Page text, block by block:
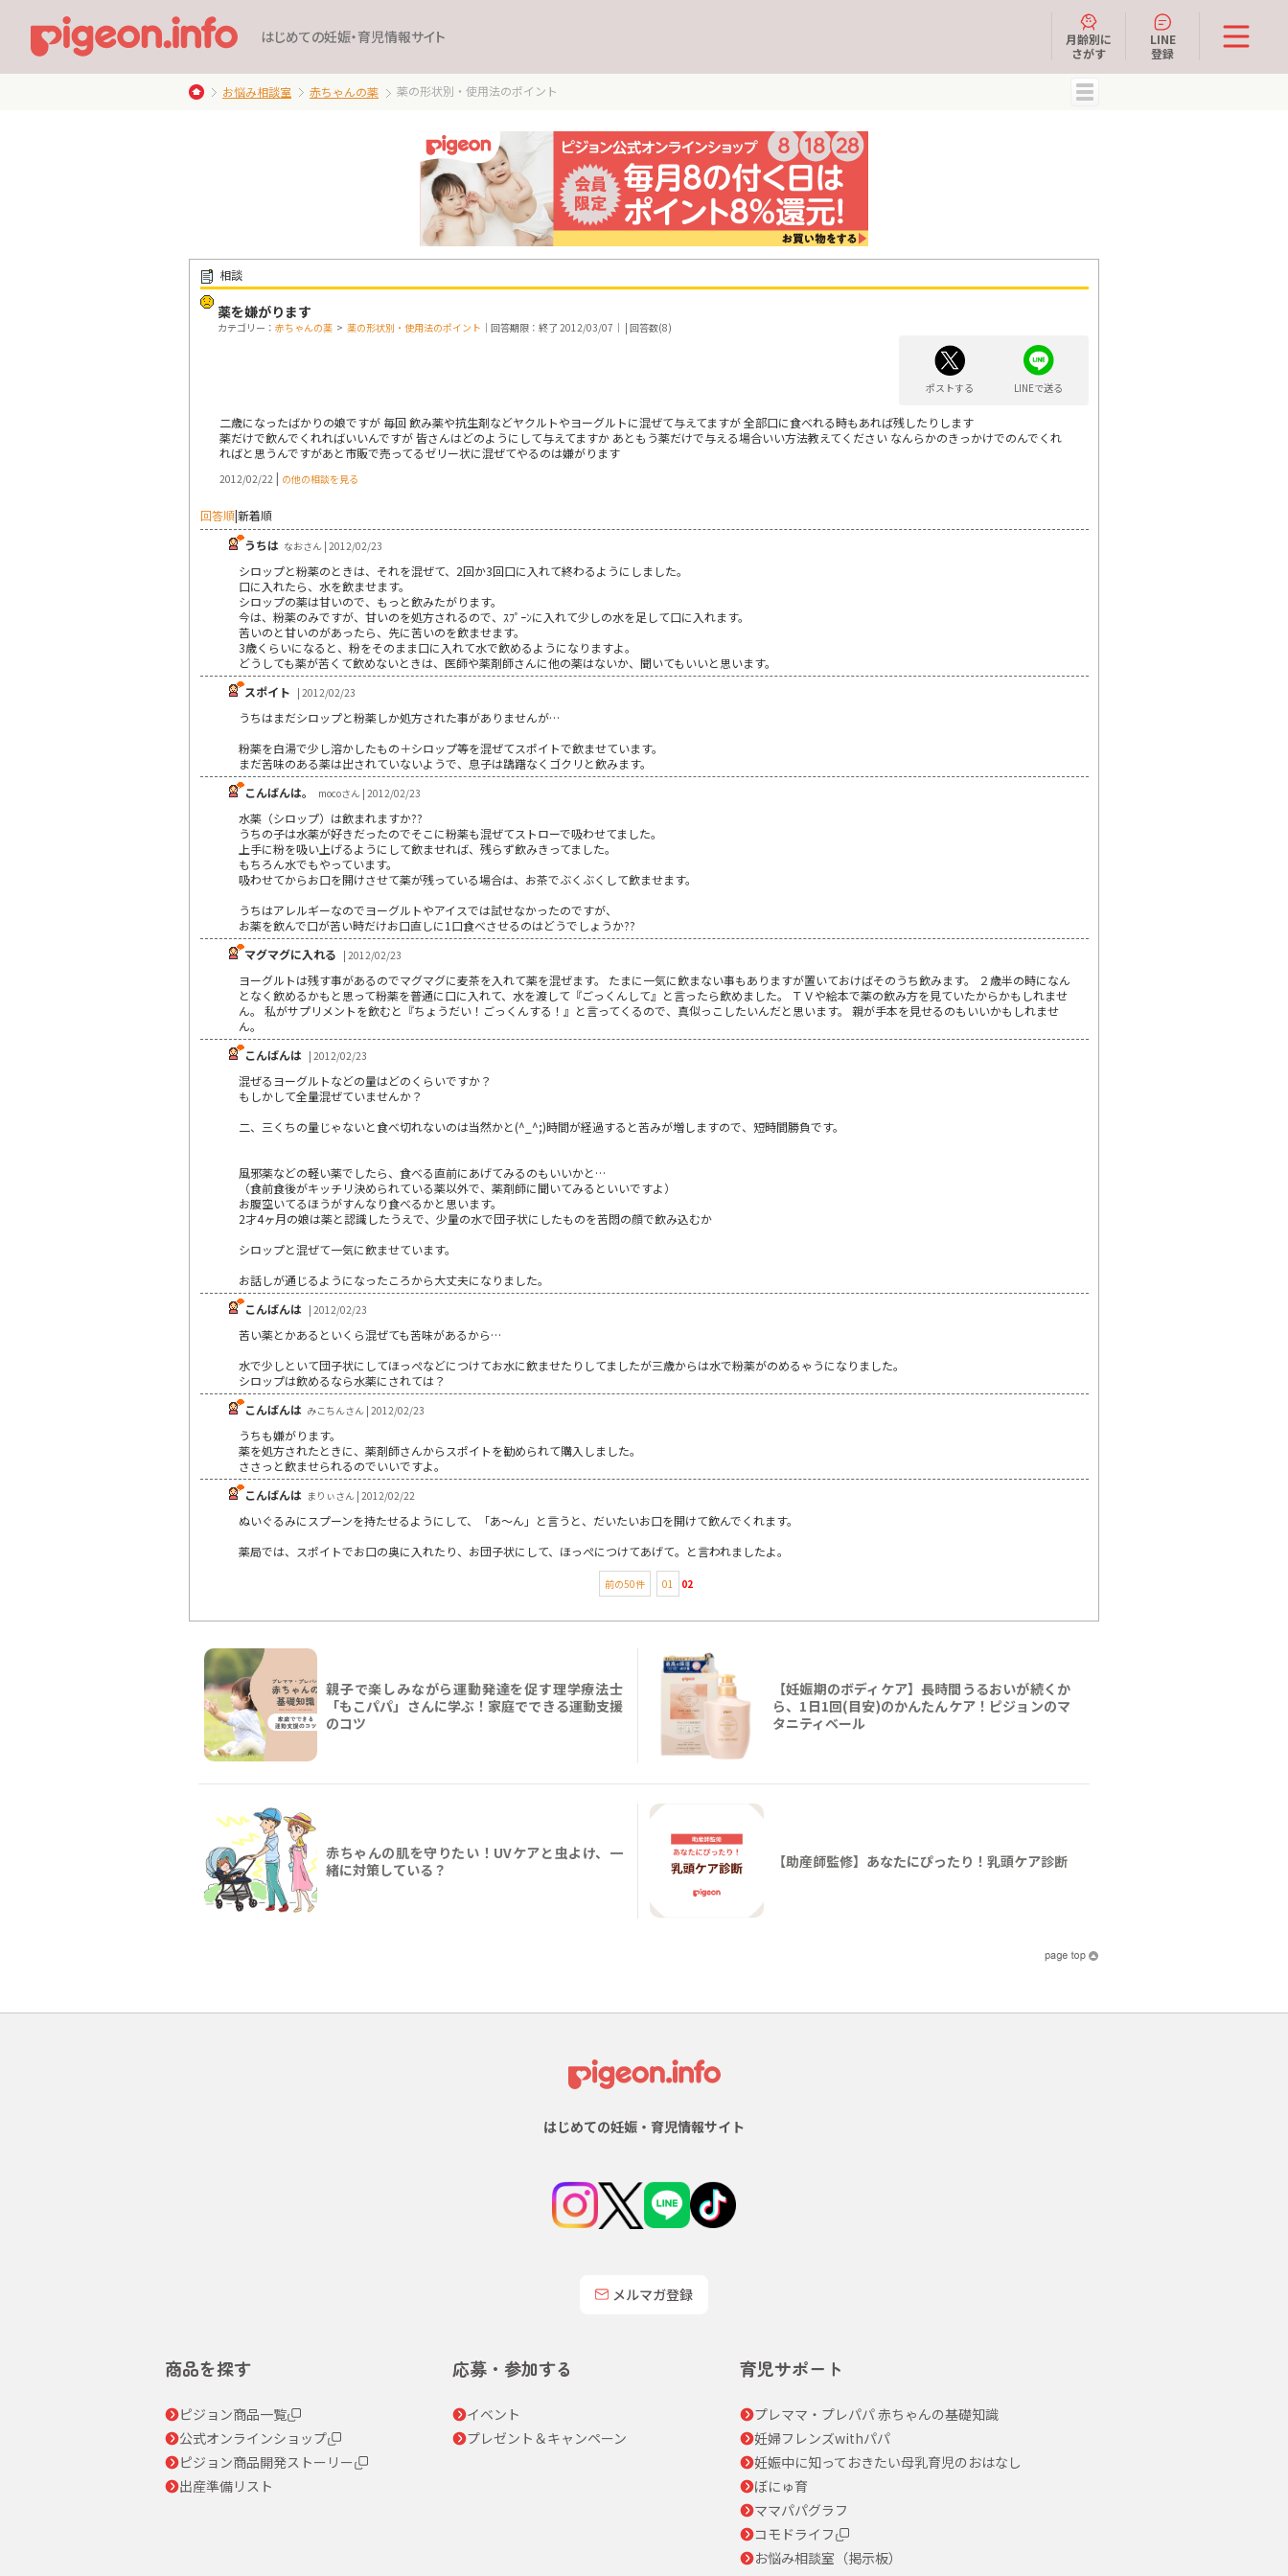
はじめての妊娠・育児情報サイト
月齢別に
さがす
LINE
登録
お悩み相談室 赤ちゃんの薬 薬の形状別・使用法のポイント
相談
薬を嫌がります
カテゴリー： 赤ちゃんの薬 > 薬の形状別・使用法のポイント ｜回答期限：終了 2012/03/07｜ | 回答数(8)
ポストする LINEで送る
二歳になったばかりの娘ですが 毎回 飲み薬や抗生剤などヤクルトやヨーグルトに混ぜて与えてますが 全部口に食べれる時もあれば残したりします
薬だけで飲んでくれればいいんですが 皆さんはどのようにして与えてますか あともう薬だけで与える場合いい方法教えてください なんらかのきっかけでのんでくれ
ればと思うんですがあと市販で売ってるゼリー状に混ぜてやるのは嫌がります
2012/02/22 | の他の相談を見る
回答順|新着順
うちは なおさん | 2012/02/23
シロップと粉薬のときは、それを混ぜて、2回か3回口に入れて終わるようにしました。
口に入れたら、水を飲ませます。
シロップの薬は甘いので、もっと飲みたがります。
今は、粉薬のみですが、甘いのを処方されるので、ｽﾌﾟｰﾝに入れて少しの水を足して口に入れます。
苦いのと甘いのがあったら、先に苦いのを飲ませます。
3歳くらいになると、粉をそのまま口に入れて水で飲めるようになりますよ。
どうしても薬が苦くて飲めないときは、医師や薬剤師さんに他の薬はないか、聞いてもいいと思います。
スポイト | 2012/02/23
うちはまだシロップと粉薬しか処方された事がありませんが…
粉薬を白湯で少し溶かしたもの＋シロップ等を混ぜてスポイトで飲ませています。
まだ苦味のある薬は出されていないようで、息子は躊躇なくゴクリと飲みます。
こんばんは。
mocoさん | 2012/02/23
水薬（シロップ）は飲まれますか??
うちの子は水薬が好きだったのでそこに粉薬も混ぜてストローで吸わせてました。
上手に粉を吸い上げるようにして飲ませれば、残らず飲みきってました。
もちろん水でもやっています。
吸わせてからお口を開けさせて薬が残っている場合は、お茶でぶくぶくして飲ませます。
うちはアレルギーなのでヨーグルトやアイスでは試せなかったのですが、
お薬を飲んで口が苦い時だけお口直しに1口食べさせるのはどうでしょうか??
マグマグに入れる | 2012/02/23
ヨーグルトは残す事があるのでマグマグに麦茶を入れて薬を混ぜます。 たまに一気に飲まない事もありますが置いておけばそのうち飲みます。 ２歳半の時になん
となく飲めるかもと思って粉薬を普通に口に入れて、水を渡して『ごっくんして』と言ったら飲めました。 ＴＶや絵本で薬の飲み方を見ていたからかもしれませ
ん。 私がサプリメントを飲むと『ちょうだい！ごっくんする！』と言ってくるので、真似っこしたいんだと思います。 親が手本を見せるのもいいかもしれませ
ん。
こんばんは | 2012/02/23
混ぜるヨーグルトなどの量はどのくらいですか？
もしかして全量混ぜていませんか？
二、三くちの量じゃないと食べ切れないのは当然かと(^_^;)時間が経過すると苦みが増しますので、短時間勝負です。
風邪薬などの軽い薬でしたら、食べる直前にあげてみるのもいいかと…
（食前食後がキッチリ決められている薬以外で、薬剤師に聞いてみるといいですよ）
お腹空いてるほうがすんなり食べるかと思います。
2才4ヶ月の娘は薬と認識したうえで、少量の水で団子状にしたものを苦悶の顔で飲み込むか
シロップと混ぜて一気に飲ませています。
お話しが通じるようになったころから大丈夫になりました。
こんばんは | 2012/02/23
苦い薬とかあるといくら混ぜても苦味があるから…
水で少しといて団子状にしてほっぺなどにつけてお水に飲ませたりしてましたが三歳からは水で粉薬がのめるゃうになりました。
シロップは飲めるなら水薬にされては？
こんばんは みこちんさん | 2012/02/23
うちも嫌がります。
薬を処方されたときに、薬剤師さんからスポイトを勧められて購入しました。
ささっと飲ませられるのでいいですよ。
こんばんは まりぃさん | 2012/02/22
ぬいぐるみにスプーンを持たせるようにして、「あ～ん」と言うと、だいたいお口を開けて飲んでくれます。
薬局では、スポイトでお口の奥に入れたり、お団子状にして、ほっぺにつけてあげて。と言われましたよ。
前の50件 01 02
親子で楽しみながら運動発達を促す理学療法士
「もこパパ」さんに学ぶ！家庭でできる運動支援
のコツ
【妊娠期のボディケア】長時間うるおいが続くか
ら、1日1回(目安)のかんたんケア！ピジョンのマ
タニティベール
赤ちゃんの肌を守りたい！UVケアと虫よけ、一
緒に対策している？
【助産師監修】あなたにぴったり！乳頭ケア診断
はじめての妊娠・育児情報サイト
メルマガ登録
商品を探す
ピジョン商品一覧
公式オンラインショップ
ピジョン商品開発ストーリー
出産準備リスト
応募・参加する
イベント
プレゼント＆キャンペーン
育児サポート
プレママ・プレパパ 赤ちゃんの基礎知識
妊婦フレンズwithパパ
妊娠中に知っておきたい母乳育児のおはなし
ぼにゅ育
ママパパグラフ
コモドライフ
お悩み相談室（掲示板）